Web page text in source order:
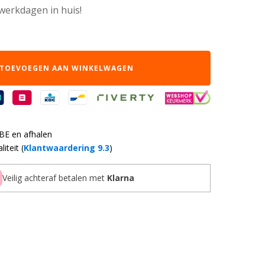
in huis!
TOEVOEGEN AAN WINKELWAGEN
en afhalen
(Klantwaardering 9.3)
Veilig achteraf betalen met Klarna